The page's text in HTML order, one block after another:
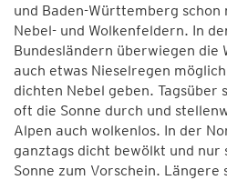
und Baden-Württemberg schon
Nebel- und Wolkenfeldern. In
Bundesländern überwiegen die
auch etwas Nieselregen
dichten Nebel geben. Tagsüber
oft die Sonne durch und
Alpen auch wolkenlos. In der
ganztags dicht bewölkt und nur
Sonne zum Vorschein.